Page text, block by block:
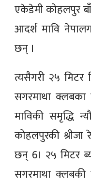
एकेडेमी कोहलपुर
आदर्श मावि
छन् ।
त्यसैगरी २५
सगरमाथा क्लबका
माविकी समृद्धि
कोहलपुरकी श्रीजा
छन् 6। २५ मिटर
सगरमाथा क्लबकी